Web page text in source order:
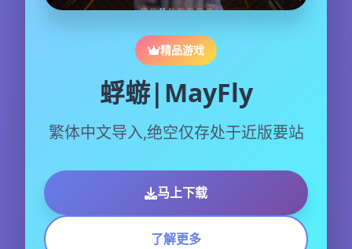
精品游戏
蜉蝣|MayFly
繁体中文导入,绝空仅存处于近版要站
马上下载
了解更多